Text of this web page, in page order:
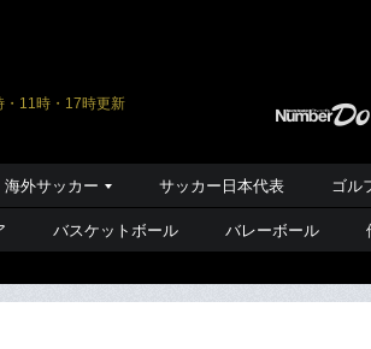
・11時・17時更新
海外サッカー サッカー日本代表 ゴル
バスケットボール バレーボール